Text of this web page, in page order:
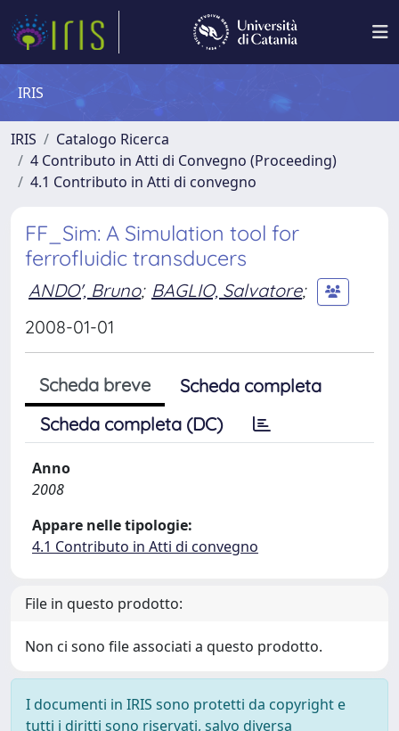
IRIS
IRIS
Catalogo Ricerca
4 Contributo in Atti di Convegno (Proceeding)
4.1 Contributo in Atti di convegno
FF_Sim: A Simulation tool for
ferrofluidic transducers
ANDO', Bruno; BAGLIO, Salvatore;
2008-01-01
Scheda breve
Scheda completa
Scheda completa (DC)
Anno
2008
Appare nelle tipologie:
4.1 Contributo in Atti di convegno
File in questo prodotto:
Non ci sono file associati a questo prodotto.
I documenti in IRIS sono protetti da copyright e
tutti i diritti sono riservati, salvo diversa